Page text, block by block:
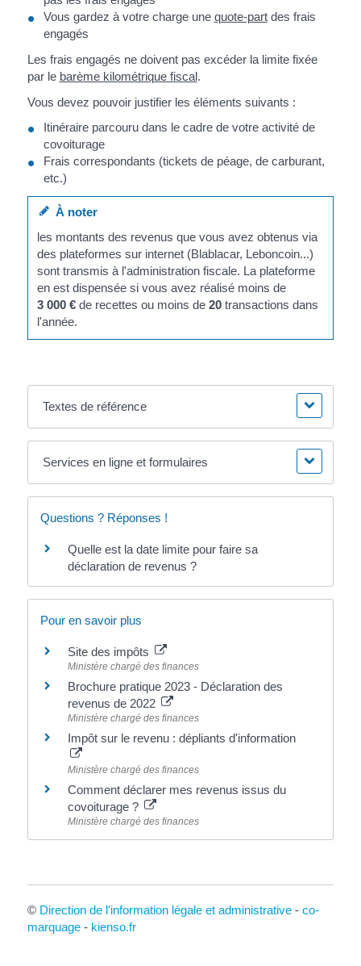
Vous gardez à votre charge une quote-partdes frais
engagés
Les frais engagés ne doivent pas excéder la limite fixée
par le barème kilométrique fiscal.
Vous devez pouvoir justifier les éléments suivants :
Itinéraire parcouru dans le cadre de votre activité de
covoiturage
Frais correspondants (tickets de péage, de carburant,
etc.)
À noter
les montants des revenus que vous avez obtenus via
des plateformes sur internet (Blablacar, Leboncoin...)
sont transmis à l'administration fiscale. La plateforme
en est dispensée si vous avez réalisé moins de
3 000 €de recettes ou moins de 20transactions dans
l'année.
Textes de référence
Services en ligne et formulaires
Questions ? Réponses !
Quelle est la date limite pour faire sa
déclaration de revenus ?
Pour en savoir plus
Site des impôts
Ministère chargé des finances
Brochure pratique 2023 - Déclaration des
revenus de 2022
Ministère chargé des finances
Impôt sur le revenu : dépliants d'information
Ministère chargé des finances
Comment déclarer mes revenus issus du
covoiturage ?
Ministère chargé des finances
© Direction de l'information légale et administrative- co-
marquage- kienso.fr